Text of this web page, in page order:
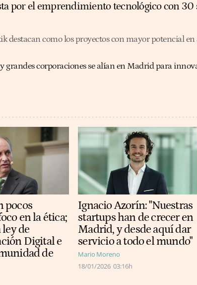
por el emprendimiento tecnológico con
destacan como los proyectos con mayor potencial en
grandes corporaciones se alían en Madrid para
pocos
en la ética;
ley de
Digital e
de
Ignacio Azorín: "Nuestras
startups han de crecer en
Madrid, y desde aquí dar
servicio a todo el mundo"
Mario Moreno
18/01/2026 03:16h